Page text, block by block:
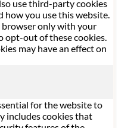
use third-party cookies
how you use this website.
browser only with your
opt-out of these cookies.
may have an effect on
for the website to
includes cookies that